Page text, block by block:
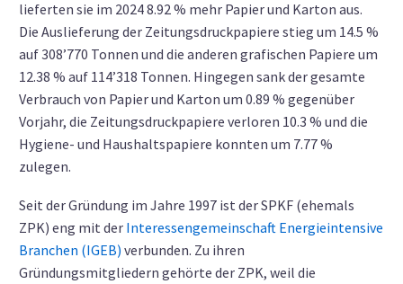
lieferten sie im 2024 8.92 % mehr Papier und Karton aus.
Die Auslieferung der Zeitungsdruckpapiere stieg um 14.5 %
auf 308’770 Tonnen und die anderen grafischen Papiere um
12.38 % auf 114’318 Tonnen. Hingegen sank der gesamte
Verbrauch von Papier und Karton um 0.89 % gegenüber
Vorjahr, die Zeitungsdruckpapiere verloren 10.3 % und die
Hygiene- und Haushaltspapiere konnten um 7.77 %
zulegen.
Seit der Gründung im Jahre 1997 ist der SPKF (ehemals
ZPK) eng mit der Interessengemeinschaft Energieintensive
Branchen (IGEB) verbunden. Zu ihren
Gründungsmitgliedern gehörte der ZPK, weil die